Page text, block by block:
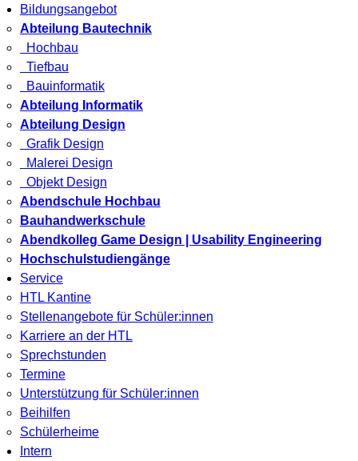
Bildungsangebot
Abteilung Bautechnik
Hochbau
Tiefbau
Bauinformatik
Abteilung Informatik
Abteilung Design
Grafik Design
Malerei Design
Objekt Design
Abendschule Hochbau
Bauhandwerkschule
Abendkolleg Game Design | Usability Engineering
Hochschulstudiengänge
Service
HTL Kantine
Stellenangebote für Schüler:innen
Karriere an der HTL
Sprechstunden
Termine
Unterstützung für Schüler:innen
Beihilfen
Schülerheime
Intern